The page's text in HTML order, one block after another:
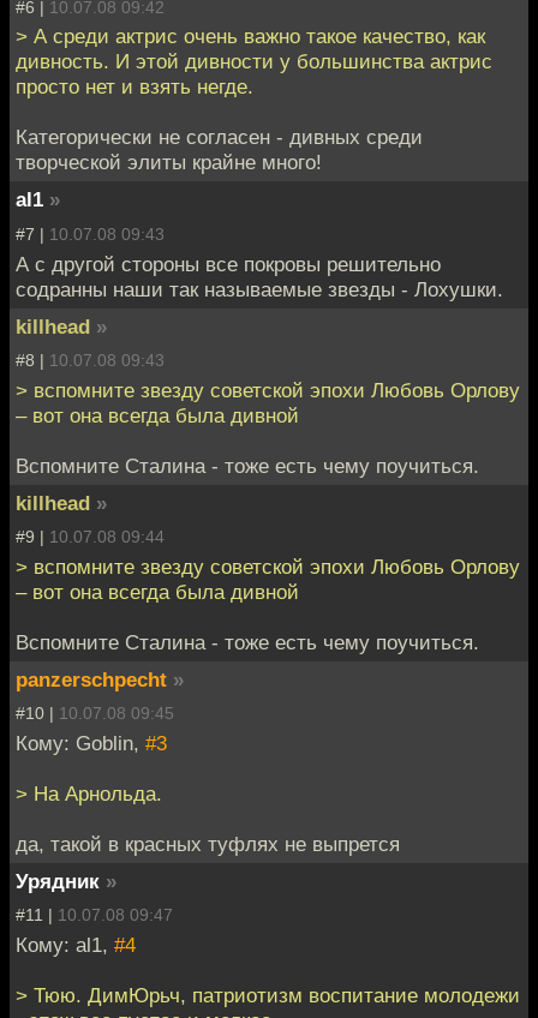
#6 | 10.07.08 09:42
> А среди актрис очень важно такое качество, как
дивность. И этой дивности у большинства актрис
просто нет и взять негде.
Категорически не согласен - дивных среди
творческой элиты крайне много!
al1 »
#7 | 10.07.08 09:43
А с другой стороны все покровы решительно
содранны наши так называемые звезды - Лохушки.
killhead »
#8 | 10.07.08 09:43
> вспомните звезду советской эпохи Любовь Орлову
– вот она всегда была дивной
Вспомните Сталина - тоже есть чему поучиться.
killhead »
#9 | 10.07.08 09:44
> вспомните звезду советской эпохи Любовь Орлову
– вот она всегда была дивной
Вспомните Сталина - тоже есть чему поучиться.
panzerschpecht »
#10 | 10.07.08 09:45
Кому: Goblin, #3
> На Арнольда.
да, такой в красных туфлях не выпрется
Урядник »
#11 | 10.07.08 09:47
Кому: al1, #4
> Тюю. ДимЮрьч, патриотизм воспитание молодежи